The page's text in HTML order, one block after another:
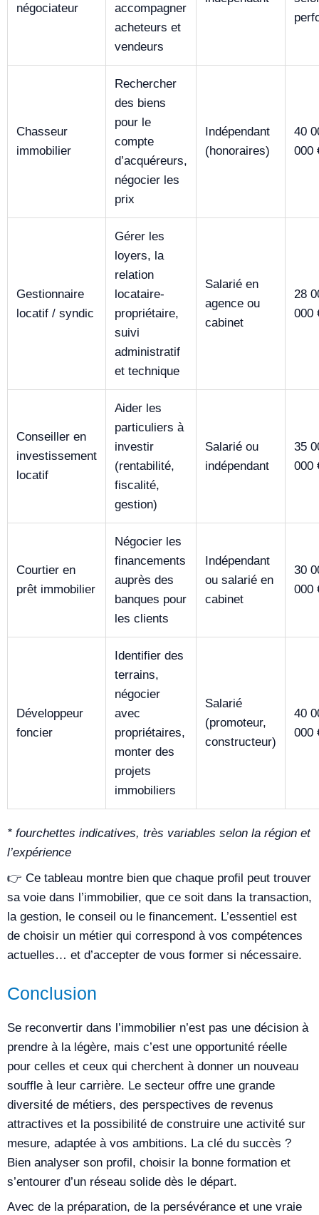
négociateur
accompagner
acheteurs et
vendeurs
Chasseur
immobilier
Rechercher
des biens
pour le
compte
d’acquéreurs,
négocier les
prix
Indépendant
(honoraires)
40
000
Gestionnaire
locatif / syndic
Gérer les
loyers, la
relation
locataire-
propriétaire,
suivi
administratif
et technique
Salarié en
agence ou
cabinet
28
000
Conseiller en
investissement
locatif
Aider les
particuliers à
investir
(rentabilité,
fiscalité,
gestion)
Salarié ou
indépendant
35
000
Courtier en
prêt immobilier
Négocier les
financements
auprès des
banques pour
les clients
Indépendant
ou salarié en
cabinet
30
000
Développeur
foncier
Identifier des
terrains,
négocier
avec
propriétaires,
monter des
projets
immobiliers
Salarié
(promoteur,
constructeur)
40
000
* fourchettes indicatives, très variables selon la région et
l’expérience
👉 Ce tableau montre bien que chaque profil peut trouver
sa voie dans l’immobilier, que ce soit dans la transaction,
la gestion, le conseil ou le financement. L’essentiel est
de choisir un métier qui correspond à vos compétences
actuelles… et d’accepter de vous former si nécessaire.
Conclusion
Se reconvertir dans l’immobilier n’est pas une décision à
prendre à la légère, mais c’est une opportunité réelle
pour celles et ceux qui cherchent à donner un nouveau
souffle à leur carrière. Le secteur offre une grande
diversité de métiers, des perspectives de revenus
attractives et la possibilité de construire une activité sur
mesure, adaptée à vos ambitions. La clé du succès ?
Bien analyser son profil, choisir la bonne formation et
s’entourer d’un réseau solide dès le départ.
Avec de la préparation, de la persévérance et une vraie